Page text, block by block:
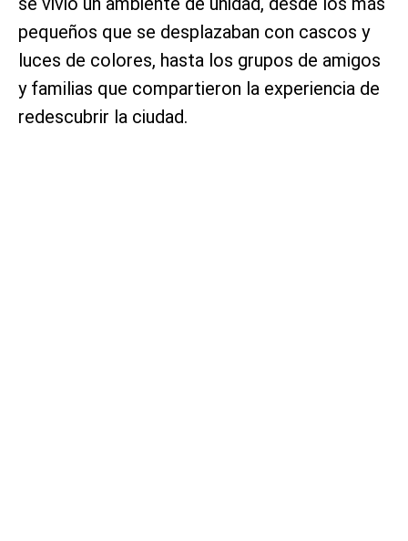
pequeños que se desplazaban con cascos y
luces de colores, hasta los grupos de amigos
y familias que compartieron la experiencia de
redescubrir la ciudad.